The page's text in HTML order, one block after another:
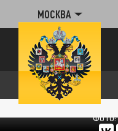
МОСКВА
ФОТО: